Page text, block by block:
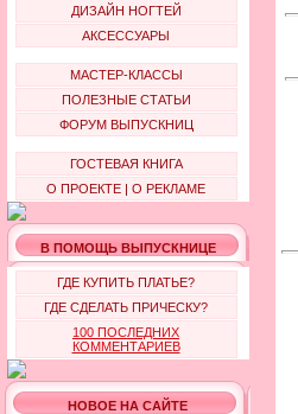
ДИЗАЙН НОГТЕЙ
АКСЕССУАРЫ
МАСТЕР-КЛАССЫ
ПОЛЕЗНЫЕ СТАТЬИ
ФОРУМ ВЫПУСКНИЦ
ГОСТЕВАЯ КНИГА
О ПРОЕКТЕ | О РЕКЛАМЕ
В ПОМОЩЬ ВЫПУСКНИЦЕ
ГДЕ КУПИТЬ ПЛАТЬЕ?
ГДЕ СДЕЛАТЬ ПРИЧЕСКУ?
100 ПОСЛЕДНИХ
КОММЕНТАРИЕВ
НОВОЕ НА САЙТЕ